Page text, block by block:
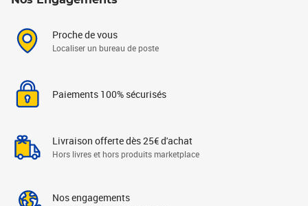
Proche de vous
Localiser un bureau de poste
Paiements 100% sécurisés
Livraison offerte dès 25€ d'achat
Hors livres et hors produits marketplace
Nos engagements